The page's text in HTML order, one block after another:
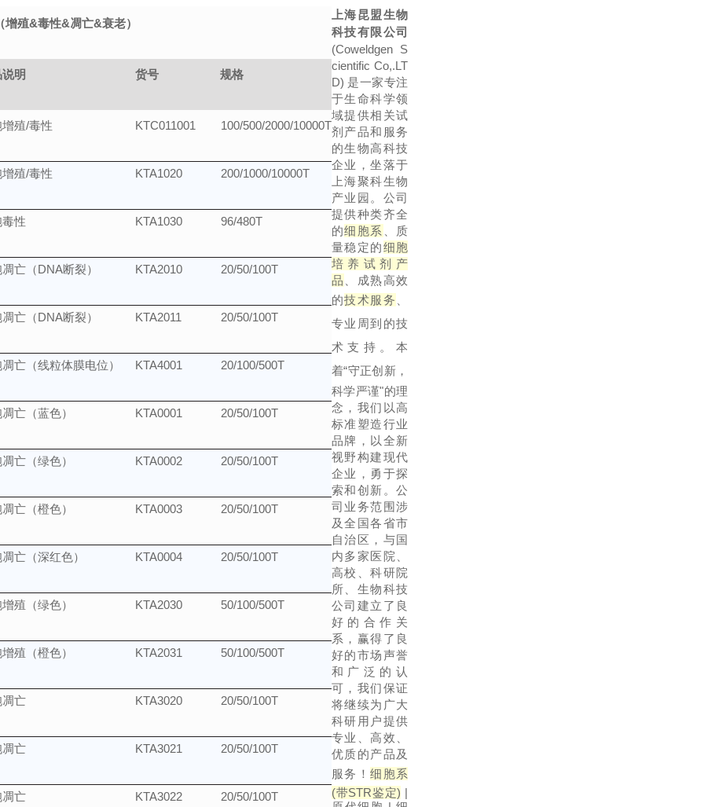
殖&毒性&凋亡&衰老）
明 货号 规格
殖/毒性 KTC011001 100/500/2000/10000T
殖/毒性 KTA1020 200/1000/10000T
性 KTA1030 96/480T
亡（DNA断裂） KTA2010 20/50/100T
亡（DNA断裂） KTA2011 20/50/100T
亡（线粒体膜电位） KTA4001 20/100/500T
亡（蓝色） KTA0001 20/50/100T
亡（绿色） KTA0002 20/50/100T
亡（橙色） KTA0003 20/50/100T
亡（深红色） KTA0004 20/50/100T
殖（绿色） KTA2030 50/100/500T
殖（橙色） KTA2031 50/100/500T
亡 KTA3020 20/50/100T
亡 KTA3021 20/50/100T
亡 KTA3022 20/50/100T
上海昆盟生物
科技有限公司
(Coweldgen S
cientific Co,.LT
D) 是一家专注
于生命科学领
域提供相关试
剂产品和服务
的生物高科技
企业，坐落于
上海聚科生物
产业园。公司
提供种类齐全
的细胞系
、质
量稳定的细胞
培养试剂产
品
、成熟高效
的技术服务
专业周到的技
术支持。本
着“守正创新，
科学严谨"的理
念，我们以高
标准塑造行业
品牌，以全新
视野构建现代
企业，勇于探
索和创新。公
司业务范围涉
及全国各省市
自治区，与国
内多家医院、
高校、科研院
所、生物科技
公司建立了良
好的合作关
系，赢得了良
好的市场声誉
和广泛的认
可，我们保证
将继续为广大
科研用户提供
专业、高效、
优质的产品及
服务！细胞系
(带STR鉴定) |